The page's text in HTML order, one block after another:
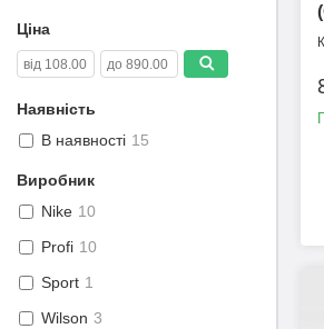
Ціна
Наявність
В наявності 15
Виробник
Nike 10
Profi 10
Sport 1
Wilson 3